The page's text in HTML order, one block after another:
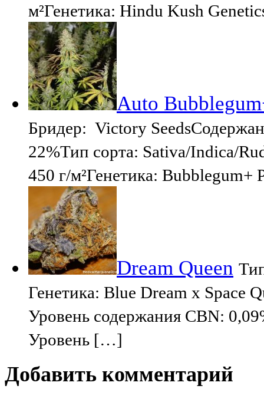
м²Генетика: Hindu Kush
Auto
Бридер: Victory
22%Тип сорта: Sativa/Indica/
450 г/м²Генетика:
Dream Queen
Генетика: Blue Dream x Space
Уровень содержания CBN:
Уровень […]
Добавить комментарий